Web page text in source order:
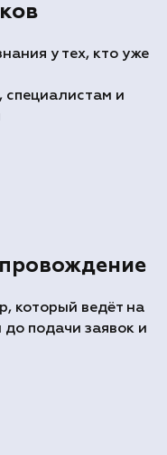
у тех, кто уже
специалистам и
который ведёт на
до подачи заявок и